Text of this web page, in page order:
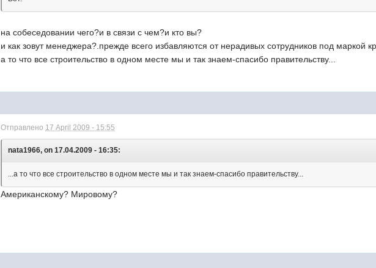
на собеседовании чего?и в связи с чем?и кто вы?
и как зовут менеджера?.прежде всего избавляются от нерадивых сотрудников под маркой
а то что все строительство в одном месте мы и так знаем-спасибо правительству...
Отправлено 17 April 2009 - 15:55
nata1966, on 17.04.2009 - 16:35:
...а то что все строительство в одном месте мы и так знаем-спасибо правительству...
Американскому? Мировому?